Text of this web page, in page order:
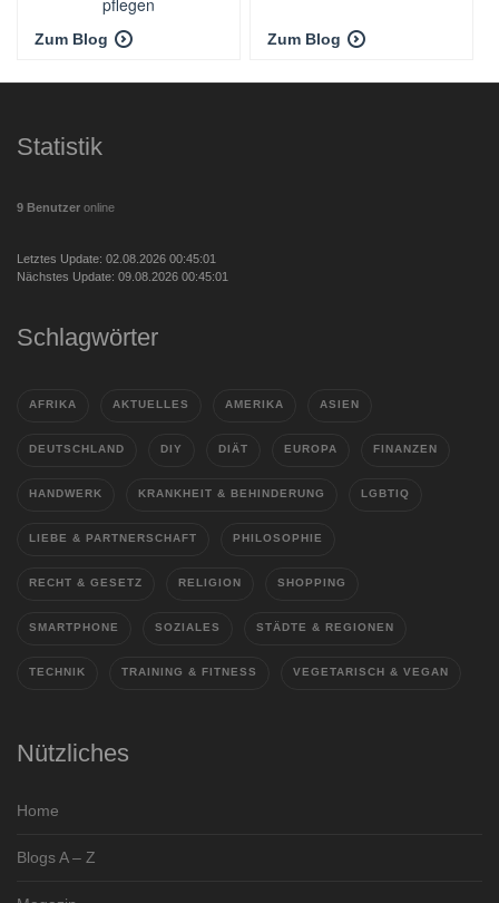
Zum Blog Zum Blog
Statistik
9 Benutzer online
Letztes Update: 02.08.2026 00:45:01
Nächstes Update: 09.08.2026 00:45:01
Schlagwörter
AFRIKA AKTUELLES AMERIKA ASIEN
DEUTSCHLAND DIY DIÄT EUROPA FINANZEN
HANDWERK KRANKHEIT & BEHINDERUNG LGBTIQ
LIEBE & PARTNERSCHAFT PHILOSOPHIE
RECHT & GESETZ RELIGION SHOPPING
SMARTPHONE SOZIALES STÄDTE & REGIONEN
TECHNIK TRAINING & FITNESS VEGETARISCH & VEGAN
Nützliches
Home
Blogs A – Z